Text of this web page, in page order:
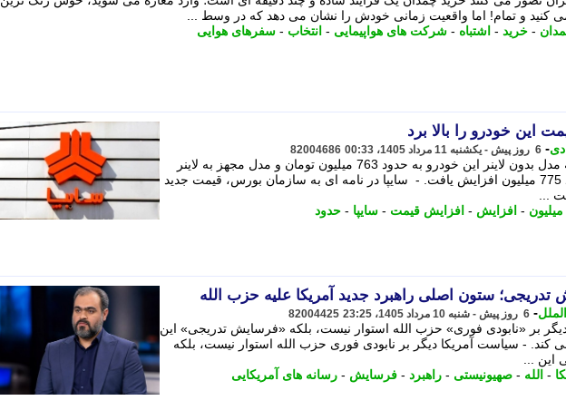
کنید و تمام! اما واقعیت زمانی خودش را نشان می دهد که در وسط ...
- خرید - اشتباه - شرکت های هواپیمایی - انتخاب - سفرهای هوایی
این خودرو را بالا برد
- 6 روز پیش - یکشنبه 11 مرداد 1405، 00:33 82004686
نرخ خالص و پایه مدل بدون لاینر این خودرو به حدود 763 میلیون تومان و مدل مجهز به لاینر
پاششی به حدود 775 میلیون افزایش یافت. - سایپا در نامه ای به سازمان بورس، قیمت جدید
...
میلیون - افزایش - افزایش قیمت - سایپا - حدود
تدریجی؛ ستون اصلی راهبرد جدید آمریکا علیه حزب الله
- 6 روز پیش - شنبه 10 مرداد 1405، 23:25 82004425
بر «نابودی فوری» حزب الله استوار نیست، بلکه «فرسایش تدریجی» این
کند. - سیاست آمریکا دیگر بر نابودی فوری حزب الله استوار نیست، بلکه
...
- الله - صهیونیستی - راهبرد - فرسایش - رسانه های آمریکایی